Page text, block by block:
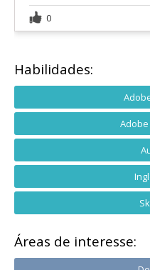
0
Habilidades:
Áreas de interesse: